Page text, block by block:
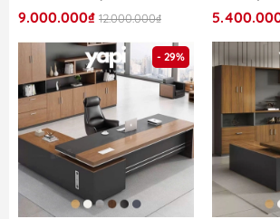
9.000.000₫ 12.000.000₫
- 29%